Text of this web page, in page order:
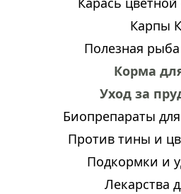
Карпы
Полезная
Корма
Уход за
Биопрепараты
Против тины и
Подкормки и
Лекарства